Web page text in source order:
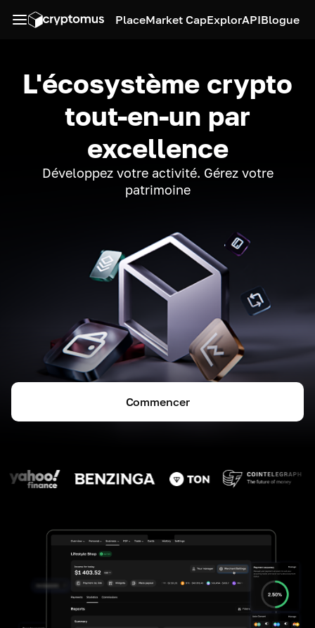
PlaceMarket CapExplorAPIBlogue
L'écosystème crypto
tout-en-un par
excellence
Développez votre activité. Gérez votre
patrimoine
Commencer